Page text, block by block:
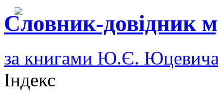
Словник-довідник
за книгами Ю.Є.
Індекс